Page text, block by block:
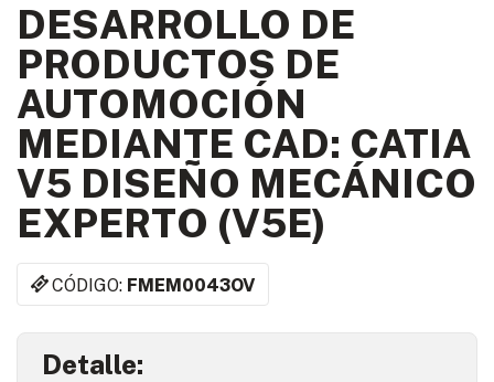
DESARROLLO DE
PRODUCTOS DE
AUTOMOCIÓN
MEDIANTE CAD: CATIA
V5 DISEÑO MECÁNICO
EXPERTO (V5E)
CÓDIGO: FMEM0043OV
Detalle: